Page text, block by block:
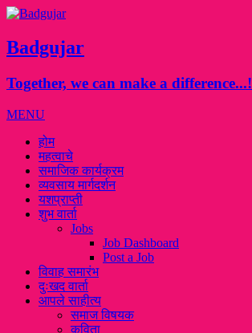
Badgujar
Together, we can make a difference...!
MENU
होम
महत्वाचे
समाजिक कार्यक्रम
व्यवसाय मार्गदर्शन
यशप्राप्ती
शुभ वार्ता
Jobs
Job Dashboard
Post a Job
विवाह समारंभ
दुःखद वार्ता
आपले साहीत्य
समाज विषयक
कविता